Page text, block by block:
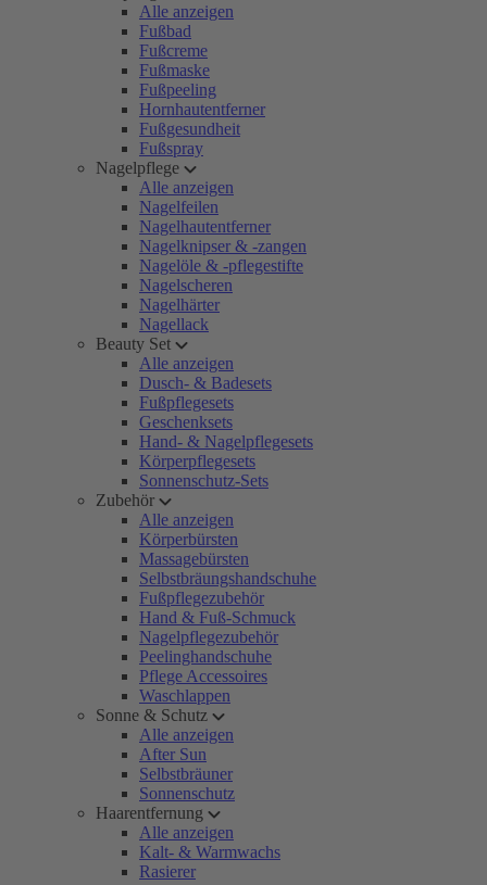
Alle anzeigen
Fußbad
Fußcreme
Fußmaske
Fußpeeling
Hornhautentferner
Fußgesundheit
Fußspray
Nagelpflege
Alle anzeigen
Nagelfeilen
Nagelhautentferner
Nagelknipser & -zangen
Nagelöle & -pflegestifte
Nagelscheren
Nagelhärter
Nagellack
Beauty Set
Alle anzeigen
Dusch- & Badesets
Fußpflegesets
Geschenksets
Hand- & Nagelpflegesets
Körperpflegesets
Sonnenschutz-Sets
Zubehör
Alle anzeigen
Körperbürsten
Massagebürsten
Selbstbräungshandschuhe
Fußpflegezubehör
Hand & Fuß-Schmuck
Nagelpflegezubehör
Peelinghandschuhe
Pflege Accessoires
Waschlappen
Sonne & Schutz
Alle anzeigen
After Sun
Selbstbräuner
Sonnenschutz
Haarentfernung
Alle anzeigen
Kalt- & Warmwachs
Rasierer